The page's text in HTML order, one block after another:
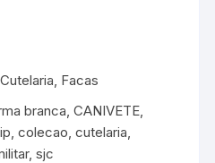
,Cutelaria Facas
branca ,CANIVETE
,colecao ,cutelaria
,sjc